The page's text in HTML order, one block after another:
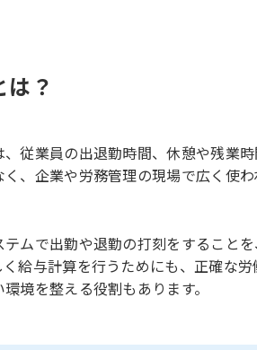
は？
、従業員の出退勤時間、休憩や残業
、企業や労務管理の現場で広く使
ムで出勤や退勤の打刻をすること
く給与計算を行うためにも、正確な
境を整える役割もあります。